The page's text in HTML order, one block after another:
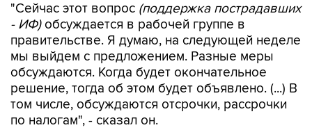
"Сейчас этот вопрос (поддержка пострадавших
- ИФ)обсуждается в рабочей группе в
правительстве. Я думаю, на следующей неделе
мы выйдем с предложением. Разные меры
обсуждаются. Когда будет окончательное
решение, тогда об этом будет объявлено. (...) В
том числе, обсуждаются отсрочки, рассрочки
по налогам", - сказал он.